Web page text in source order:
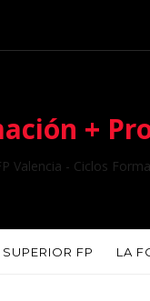
+
Valencia - Ciclos
FP LA